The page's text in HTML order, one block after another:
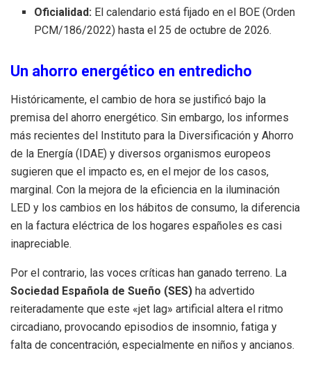
Oficialidad: El calendario está fijado en el BOE (Orden
PCM/186/2022) hasta el 25 de octubre de 2026.
Un ahorro energético en entredicho
Históricamente, el cambio de hora se justificó bajo la
premisa del ahorro energético. Sin embargo, los informes
más recientes del Instituto para la Diversificación y Ahorro
de la Energía (IDAE) y diversos organismos europeos
sugieren que el impacto es, en el mejor de los casos,
marginal. Con la mejora de la eficiencia en la iluminación
LED y los cambios en los hábitos de consumo, la diferencia
en la factura eléctrica de los hogares españoles es casi
inapreciable.
Por el contrario, las voces críticas han ganado terreno. La
Sociedad Española de Sueño (SES) ha advertido
reiteradamente que este «jet lag» artificial altera el ritmo
circadiano, provocando episodios de insomnio, fatiga y
falta de concentración, especialmente en niños y ancianos.